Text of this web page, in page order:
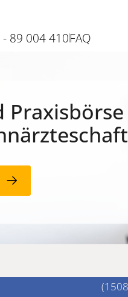
- 89 004 410FAQ